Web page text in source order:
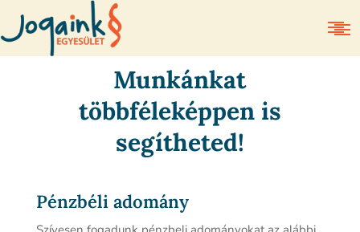
Munkánkat
többféleképpen is
segítheted!
Pénzbéli adomány